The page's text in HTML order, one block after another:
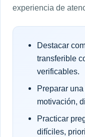
experiencia de
Destacar
transferible
verificables.
Preparar
motivación,
Practicar
difíciles,